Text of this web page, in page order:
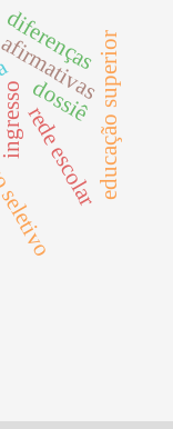
ingresso educação superior
rede escolar
diferenças
dossiê